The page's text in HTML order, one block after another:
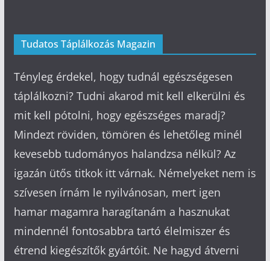
Tudatos Táplálkozás Magazin
Tényleg érdekel, hogy tudnál egészségesen
táplálkozni? Tudni akarod mit kell elkerülni és
mit kell pótolni, hogy egészséges maradj?
Mindezt röviden, tömören és lehetőleg minél
kevesebb tudományos halandzsa nélkül? Az
igazán ütős titkok itt várnak. Némelyeket nem is
szívesen írnám le nyilvánosan, mert igen
hamar magamra haragítanám a hasznukat
mindennél fontosabbra tartó élelmiszer és
étrend kiegészítők gyártóit. Ne hagyd átverni